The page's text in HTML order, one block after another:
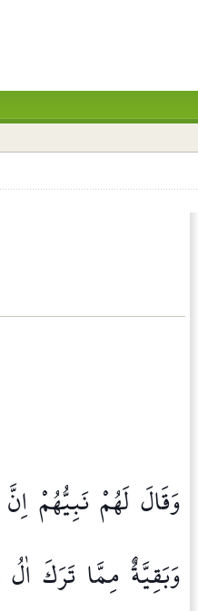
وَقَالَلَهُمْنَبِيُّهُمْاِنَّ
وَبَقِيَّةٌ مِمَّا تَرَكَ اٰلُ